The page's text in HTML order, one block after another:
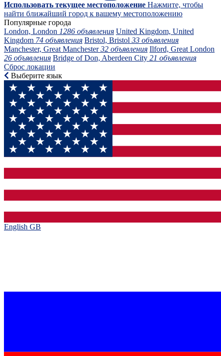
Использовать текущее местоположение Нажмите, чтобы
найти ближайший город к вашему местоположению
Популярные города
London, London 1286 объявления United Kingdom, United
Kingdom 74 объявления Bristol, Bristol 33 объявления
Manchester, Great Manchester32 объявления Ilford, Great London
26 объявления Bridge of Don, Aberdeen City 21 объявления
Сброс локации
Выберите язык
English GB‎